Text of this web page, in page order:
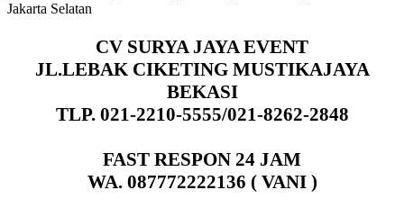
CV SURYA JAYA EVENT
JL.LEBAK CIKETING MUSTIKAJAYA
BEKASI
TLP. 021-2210-5555/021-8262-2848
FAST RESPON 24 JAM
WA. 087772222136 ( VANI )